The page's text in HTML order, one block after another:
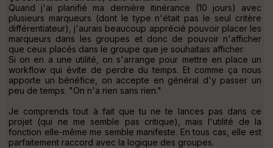
Quand j'ai planifié ma dernière itinérance (10 jours) avec
plusieurs marqueurs (dont le type n'était pas le seul critère
différentiateur), j'aurais beaucoup apprécié pouvoir placer les
marqueurs dans les groupes et donc de pouvoir n'afficher
que ceux placés dans le groupe que je souhaitais afficher.
Si on en a une utilité, on s'arrange pour mettre en place un
workflow qui évite de perdre du temps. Et comme ça nous
apporte un bénéfice, on accepte en général d'y passer un
peu de temps. "On n'a rien sans rien."
Je comprends tout à fait que tu ne te lances pas dans ce
projet (qui ne me semble pas critique), mais l'utilité de la
fonction elle-même me semble manifeste. En tous cas, elle est
parfaitement raccord avec la logique des groupes.